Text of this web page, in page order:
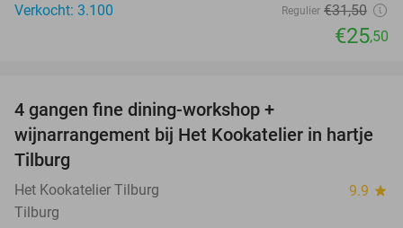
Verkocht: 3.100
Regulier €31,50
€25,50
4 gangen fine dining-workshop +
wijnarrangement bij Het Kookatelier in hartje
Tilburg
Het Kookatelier Tilburg 9.9 star
Tilburg